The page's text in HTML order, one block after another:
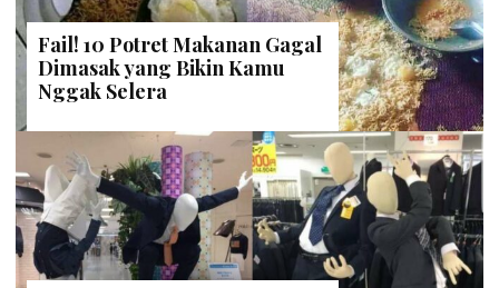
Fail! 10 Potret Makanan Gagal
Dimasak yang Bikin Kamu
Nggak Selera